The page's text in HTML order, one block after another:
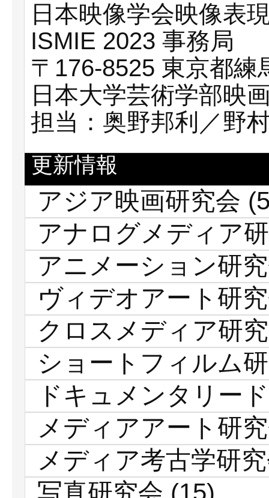
日本映像学会映像表
ISMIE 2023 事務局
〒176-8525 東京都練
日本大学芸術学部映
担当：奥野邦利／野
更新情報
アジア映画研究会
アナログメディア
アニメーション研
ヴィデオアート研
クロスメディア研
ショートフィルム
ドキュメンタリー
メディアアート研
メディア考古学研
写真研究会 (15)